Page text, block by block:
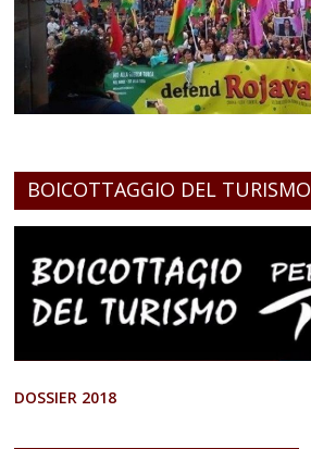
BOICOTTAGGIO DEL TURISMO
DOSSIER 2018